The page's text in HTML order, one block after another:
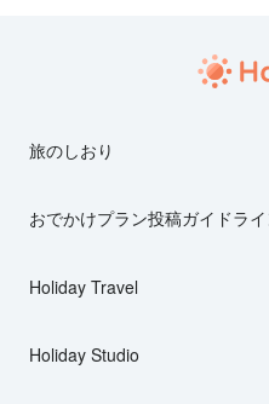
旅のしおり
おでかけプラン投稿ガイドラ
Holiday Travel
Holiday Studio